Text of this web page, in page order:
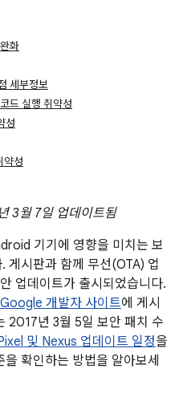
화
세부정보
드 실행 취약성
성
약성
3월 7일 업데이트됨
기기에 영향을 미치는 보
게시판과 함께 무선(OTA) 업
업데이트가 출시되었습니다.
Google 개발자 사이트에 게시
2017년 3월 5일 보안 패치 수
및 Nexus 업데이트 일정을
확인하는 방법을 알아보세